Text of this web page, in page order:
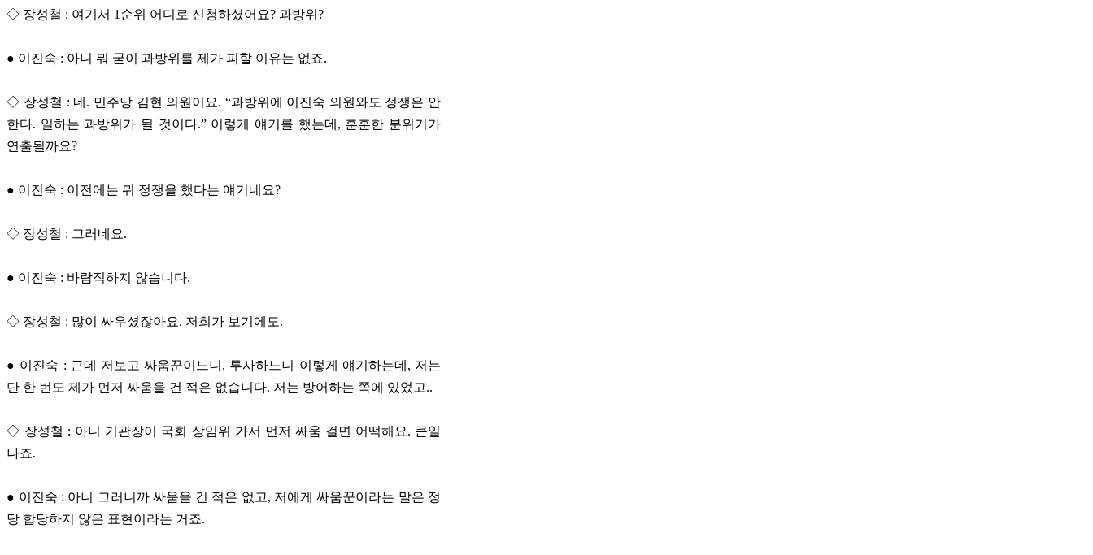
◇ 장성철 : 여기서 1순위 어디로 신청하셨어요? 과방위?
● 이진숙 : 아니 뭐 굳이 과방위를 제가 피할 이유는 없죠.
◇ 장성철 : 네. 민주당 김현 의원이요. “과방위에 이진숙 의원와도 정쟁은 안
한다. 일하는 과방위가 될 것이다.” 이렇게 얘기를 했는데, 훈훈한 분위기가
연출될까요?
● 이진숙 : 이전에는 뭐 정쟁을 했다는 얘기네요?
◇ 장성철 : 그러네요.
● 이진숙 : 바람직하지 않습니다.
◇ 장성철 : 많이 싸우셨잖아요. 저희가 보기에도.
● 이진숙 : 근데 저보고 싸움꾼이느니, 투사하느니 이렇게 얘기하는데, 저는
단 한 번도 제가 먼저 싸움을 건 적은 없습니다. 저는 방어하는 쪽에 있었고..
◇ 장성철 : 아니 기관장이 국회 상임위 가서 먼저 싸움 걸면 어떡해요. 큰일
나죠.
● 이진숙 : 아니 그러니까 싸움을 건 적은 없고, 저에게 싸움꾼이라는 말은 정
당 합당하지 않은 표현이라는 거죠.